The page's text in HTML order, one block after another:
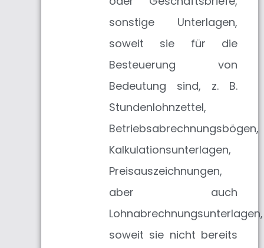
sonstige Unterlagen,
soweit sie für die
Besteuerung von
Bedeutung sind, z. B.
Stundenlohnzettel,
Betriebsabrechnungsbögen,
Kalkulationsunterlagen,
Preisauszeichnungen,
aber auch
Lohnabrechnungsunterlagen,
soweit sie nicht bereits